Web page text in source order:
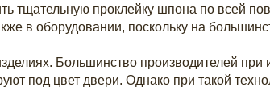
тщательную проклейку шпона по всей
в оборудовании, поскольку на
Большинство производителей при
под цвет двери. Однако при такой